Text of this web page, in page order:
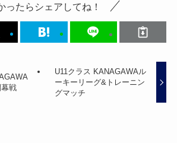
ったらシェアしてね！
戦
U11クラス KANAGAWAル
ーキーリーグ&トレーニン
グマッチ